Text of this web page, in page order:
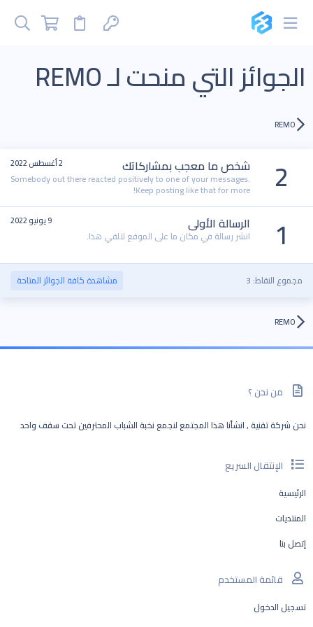
الجوائز التي منحت لـ REMO
REMO
2 2 أغسطس 2022 شخص ما معجب بمشاركاتك
Somebody out there reacted positively to one of your messages.
Keep posting like that for more!
1 9 يونيو 2022 الرسالة الأولى
انشر رسالة في مكان ما على الموقع لتلقي هذا.
مجموع النقاط: 3 مشاهدة كافة الجوائز المتاحة
REMO
من نحن ؟
نحن شركة تقنية , انشأنا هذا المجتمع لنجمع نخبة الشباب المحترفين تحت سقف واحد
الإنتقال السريع
الرئيسية
المنتديات
إتصل بنا
قائمة المستخدم
تسجيل الدخول